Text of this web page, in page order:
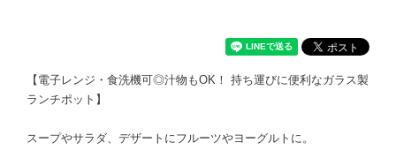
【電子レンジ・食洗機可◎汁物もOK！ 持ち運びに便利なガラス製
ランチポット】
スープやサラダ、デザートにフルーツやヨーグルトに。